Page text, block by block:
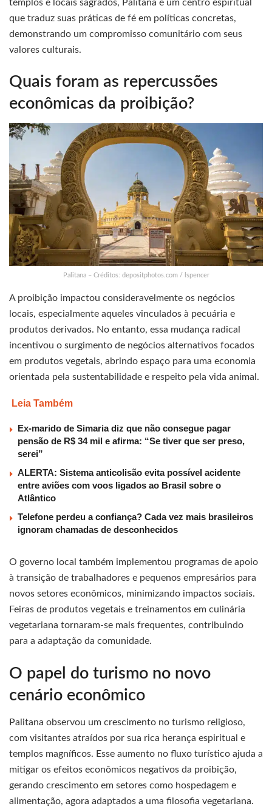
templos e locais sagrados, Palitana é um centro espiritual
que traduz suas práticas de fé em políticas concretas,
demonstrando um compromisso comunitário com seus
valores culturais.
Quais foram as repercussões
econômicas da proibição?
Palitana – Créditos: depositphotos.com / lspencer
A proibição impactou consideravelmente os negócios
locais, especialmente aqueles vinculados à pecuária e
produtos derivados. No entanto, essa mudança radical
incentivou o surgimento de negócios alternativos focados
em produtos vegetais, abrindo espaço para uma economia
orientada pela sustentabilidade e respeito pela vida animal.
Leia Também
Ex-marido de Simaria diz que não consegue pagar
pensão de R$ 34 mil e afirma: “Se tiver que ser preso,
serei”
ALERTA: Sistema anticolisão evita possível acidente
entre aviões com voos ligados ao Brasil sobre o
Atlântico
Telefone perdeu a confiança? Cada vez mais brasileiros
ignoram chamadas de desconhecidos
O governo local também implementou programas de apoio
à transição de trabalhadores e pequenos empresários para
novos setores econômicos, minimizando impactos sociais.
Feiras de produtos vegetais e treinamentos em culinária
vegetariana tornaram-se mais frequentes, contribuindo
para a adaptação da comunidade.
O papel do turismo no novo
cenário econômico
Palitana observou um crescimento no turismo religioso,
com visitantes atraídos por sua rica herança espiritual e
templos magníficos. Esse aumento no fluxo turístico ajuda a
mitigar os efeitos econômicos negativos da proibição,
gerando crescimento em setores como hospedagem e
alimentação, agora adaptados a uma filosofia vegetariana.